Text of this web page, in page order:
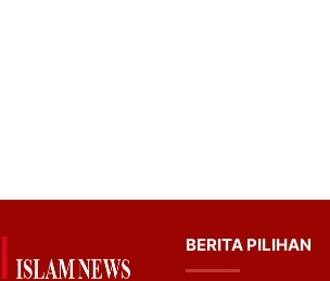
BERITA PILIHAN